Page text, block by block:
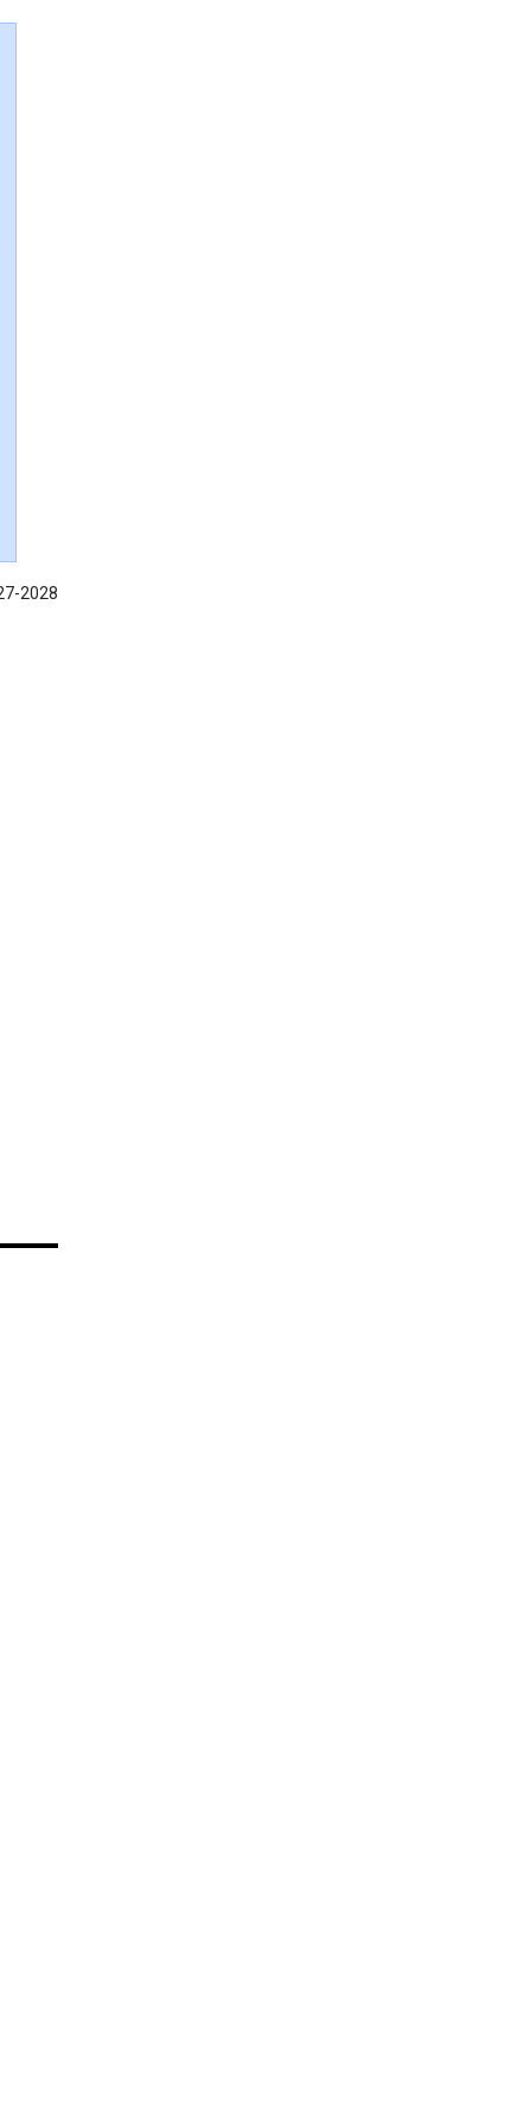
2028